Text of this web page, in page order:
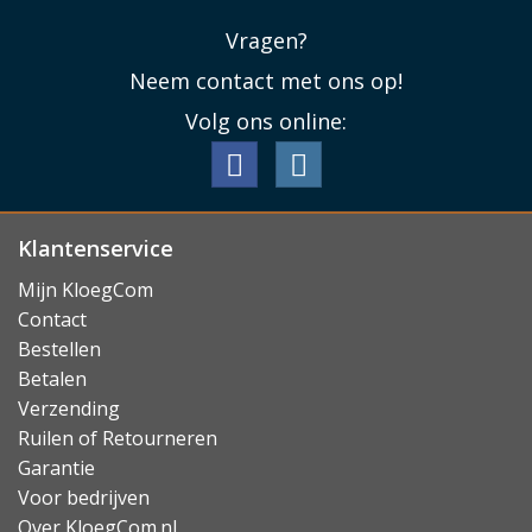
beschermen in dagelijks gebruik.
Lees minder
Vragen?
Neem contact met ons op!
Volg ons online:
Klantenservice
Mijn KloegCom
Contact
Bestellen
Betalen
Verzending
Ruilen of Retourneren
Garantie
Voor bedrijven
Over KloegCom.nl